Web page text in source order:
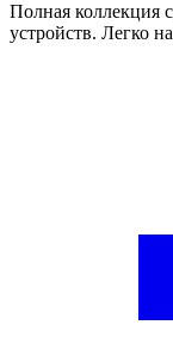
Полная коллекция
устройств. Легко